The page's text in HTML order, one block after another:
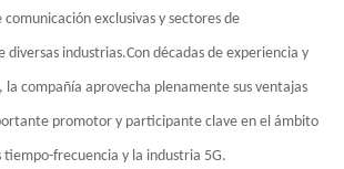
exclusivas y sectores de
diversas industrias.Con décadas de experiencia y
compañía aprovecha plenamente sus ventajas
promotor y participante clave en el ámbito
tiempo-frecuencia y la industria 5G.